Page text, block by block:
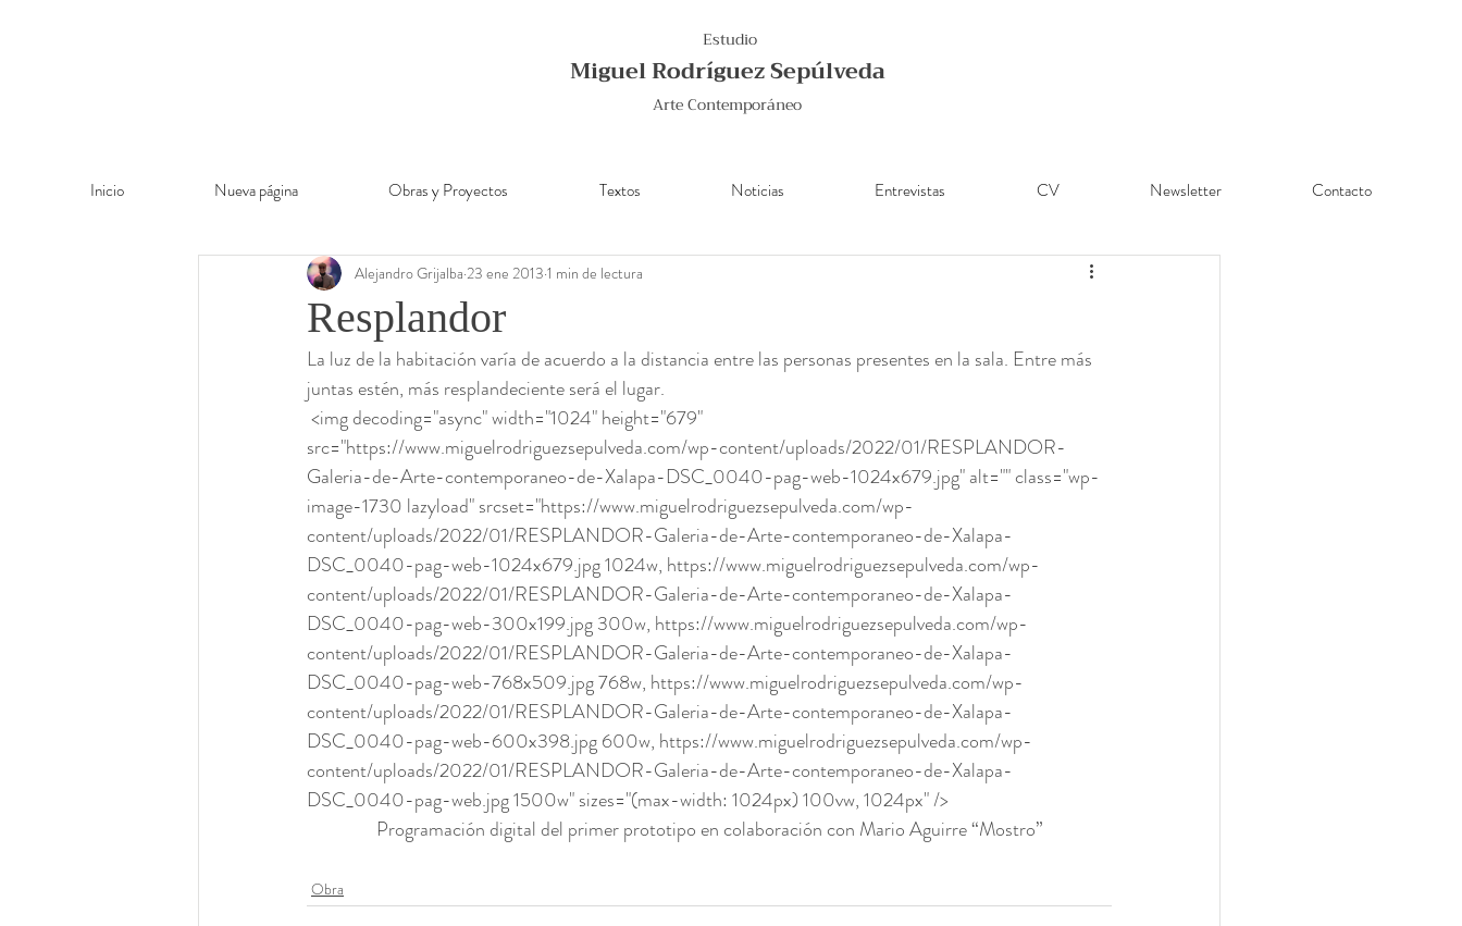
Estudio
Miguel Rodríguez Sepúlveda
Arte Contemporáneo
Inicio Nueva página Obras y Proyectos Textos Noticias Entrevistas CV Newsletter Contacto
Resplandor
Alejandro Grijalba 23 ene 2013 1 min de lectura
La luz de la habitación varía de acuerdo a la distancia entre las personas presentes en la sala. Entre más
juntas estén, más resplandeciente será el lugar.
src="https://www.miguelrodriguezsepulveda.com/wp-content/uploads/2022/01/RESPLANDOR-
Galeria-de-Arte-contemporaneo-de-Xalapa-DSC_0040-pag-web-1024x679.jpg" alt="" class="wp-
image-1730 lazyload" srcset="https://www.miguelrodriguezsepulveda.com/wp-
content/uploads/2022/01/RESPLANDOR-Galeria-de-Arte-contemporaneo-de-Xalapa-
DSC_0040-pag-web-1024x679.jpg 1024w, https://www.miguelrodriguezsepulveda.com/wp-
content/uploads/2022/01/RESPLANDOR-Galeria-de-Arte-contemporaneo-de-Xalapa-
DSC_0040-pag-web-300x199.jpg 300w, https://www.miguelrodriguezsepulveda.com/wp-
content/uploads/2022/01/RESPLANDOR-Galeria-de-Arte-contemporaneo-de-Xalapa-
DSC_0040-pag-web-768x509.jpg 768w, https://www.miguelrodriguezsepulveda.com/wp-
content/uploads/2022/01/RESPLANDOR-Galeria-de-Arte-contemporaneo-de-Xalapa-
DSC_0040-pag-web-600x398.jpg 600w, https://www.miguelrodriguezsepulveda.com/wp-
content/uploads/2022/01/RESPLANDOR-Galeria-de-Arte-contemporaneo-de-Xalapa-
DSC_0040-pag-web.jpg 1500w" sizes="(max-width: 1024px) 100vw, 1024px" />
Programación digital del primer prototipo en colaboración con Mario Aguirre “Mostro”
Obra